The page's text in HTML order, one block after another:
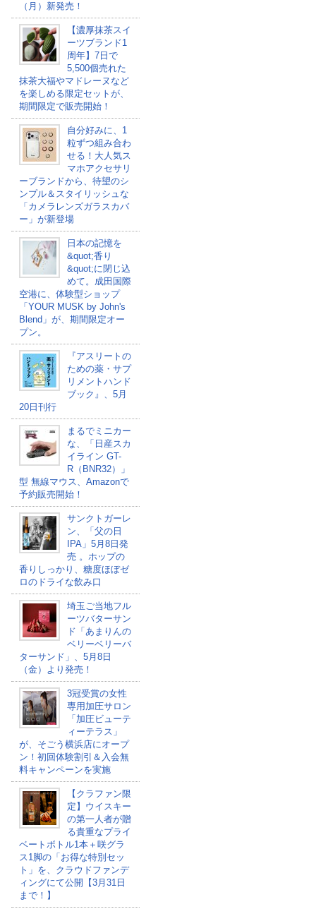
（月）新発売！
【濃厚抹茶スイ
ーツブランド1
周年】7日で
5,500個売れた
抹茶大福やマドレーヌなど
を楽しめる限定セットが、
期間限定で販売開始！
自分好みに、1
粒ずつ組み合わ
せる！大人気ス
マホアクセサリ
ーブランドから、待望のシ
ンプル＆スタイリッシュな
「カメラレンズガラスカバ
ー」が新登場
日本の記憶を
&quot;香り
&quot;に閉じ込
めて。成田国際
空港に、体験型ショップ
「YOUR MUSK by John's
Blend」が、期間限定オー
プン。
『アスリートの
ための薬・サプ
リメントハンド
ブック』、5月
20日刊行
まるでミニカー
な、「日産スカ
イライン GT-
R（BNR32）」
型 無線マウス、Amazonで
予約販売開始！
サンクトガーレ
ン、「父の日
IPA」5月8日発
売 。ホップの
香りしっかり、糖度ほぼゼ
ロのドライな飲み口
埼玉ご当地フル
ーツバターサン
ド「あまりんの
ベリーベリーバ
ターサンド」、5月8日
（金）より発売！
3冠受賞の女性
専用加圧サロン
「加圧ビューテ
ィーテラス」
が、そごう横浜店にオープ
ン！初回体験割引＆入会無
料キャンペーンを実施
【クラファン限
定】ウイスキー
の第一人者が贈
る貴重なプライ
ベートボトル1本＋咲グラ
ス1脚の「お得な特別セッ
ト」を、クラウドファンデ
ィングにて公開【3月31日
まで！】